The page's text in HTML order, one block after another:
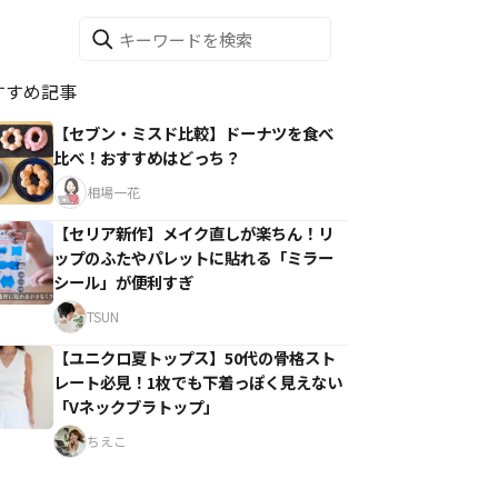
すめ記事
【セブン・ミスド比較】ドーナツを食べ
比べ！おすすめはどっち？
相場一花
【セリア新作】メイク直しが楽ちん！リ
ップのふたやパレットに貼れる「ミラー
シール」が便利すぎ
TSUN
【ユニクロ夏トップス】50代の骨格スト
レート必見！1枚でも下着っぽく見えない
「Vネックブラトップ」
ちえこ